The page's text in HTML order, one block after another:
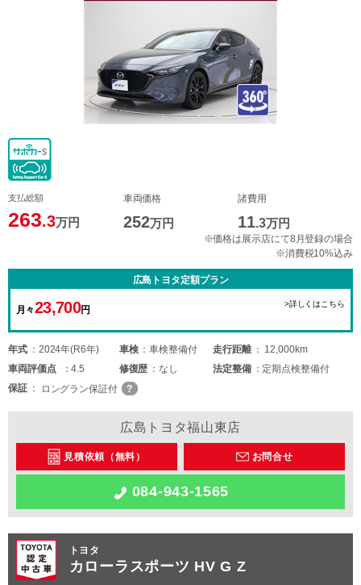
支払総額
263.3万円
車両価格
252万円
諸費用
11.3万円
※価格は展示店にて8月登録の場合
※消費税10%込み
広島トヨタ定額プラン
月々23,700円
>詳しくはこちら
年式 2024年(R6年) 車検 車検整備付 走行距離
12,000km
車両評価点 4.5 修復歴 なし 法定整備
定期点検整備付
保証
ロングラン保証付
広島トヨタ福山東店
見積依頼（無料） お問合せ
084-943-1565
トヨタ
カローラスポーツ HV G Z